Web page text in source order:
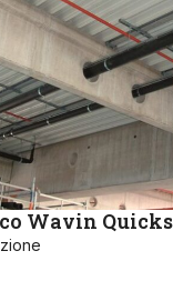
Wavin